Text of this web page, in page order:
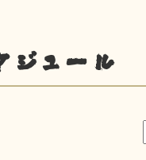
ジュール